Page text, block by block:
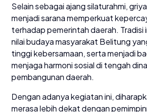
Selain sebagai ajang silaturahmi,
menjadi sarana memperkuat
terhadap pemerintah daerah. Tradisi
nilai budaya masyarakat Belitung
tinggi kebersamaan, serta menjadi
menjaga harmoni sosial di tengah
pembangunan daerah.
Dengan adanya kegiatan ini,
merasa lebih dekat dengan